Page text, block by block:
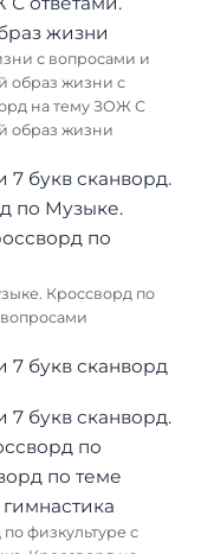
с вопросами и
образ жизни с
на тему ЗОЖ С
образ жизни
Кроссворд по
физкультуре с